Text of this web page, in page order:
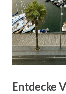
Entdecke